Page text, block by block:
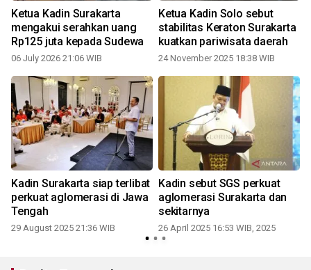
Ketua Kadin Surakarta
mengakui serahkan uang
Rp125 juta kepada Sudewa
06 July 2026 21:06 WIB
Ketua Kadin Solo sebut
stabilitas Keraton Surakarta
kuatkan pariwisata daerah
24 November 2025 18:38 WIB
Kadin Surakarta siap terlibat
perkuat aglomerasi di Jawa
Tengah
29 August 2025 21:36 WIB
Kadin sebut SGS perkuat
aglomerasi Surakarta dan
sekitarnya
26 April 2025 16:53 WIB, 2025